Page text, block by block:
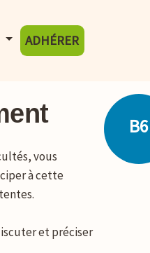
AFFICHER LE MENU
ADHÉRER
B6
vous
à cette
et préciser